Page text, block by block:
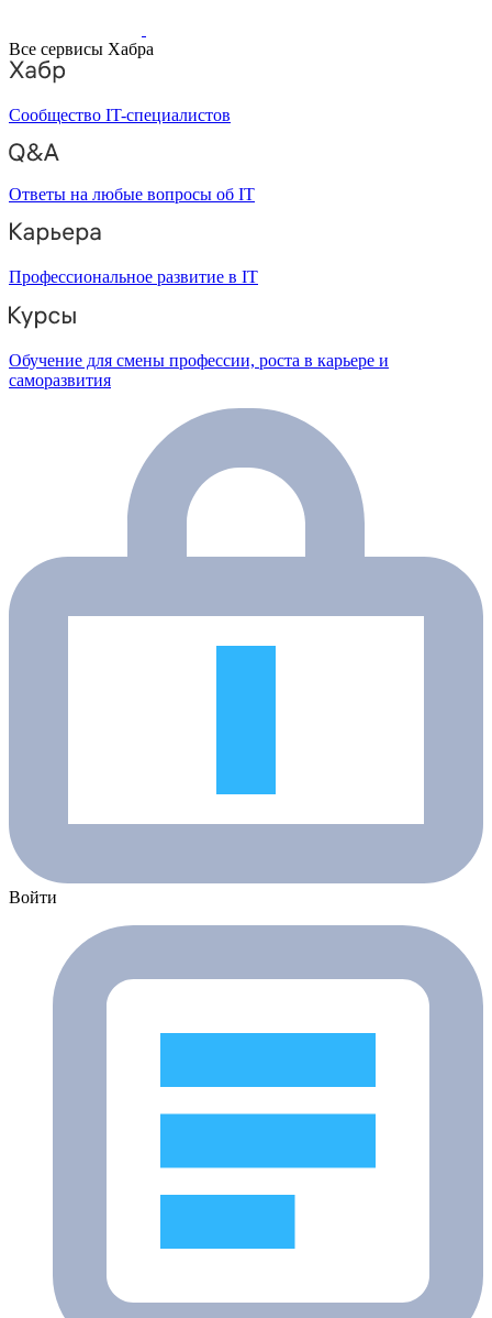
Все сервисы Хабра
Сообщество IT-специалистов
Ответы на любые вопросы об IT
Профессиональное развитие в IT
Обучение для смены профессии, роста в карьере и
саморазвития
Войти